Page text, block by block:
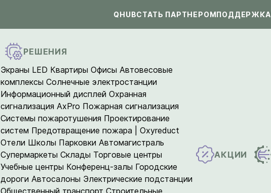
QHUBСТАТЬ ПАРТНЕРОМПОДДЕРЖКА
РЕШЕНИЯ
Экраны LED Квартиры Офисы Автовесовые
комплексыСолнечные электростанции
Информационный дисплей Охранная
сигнализация AxPro Пожарная сигнализация
Системы пожаротушения Проектирование
систем Предотвращение пожара | Oxyreduct
Отели Школы Парковки Автомагистраль
Супермаркеты Склады Торговые центры
Учебные центры Конференц-залы Городские
дороги Автосалоны Электрические подстанции
Общественный транспорт Строительные
АКЦИИ